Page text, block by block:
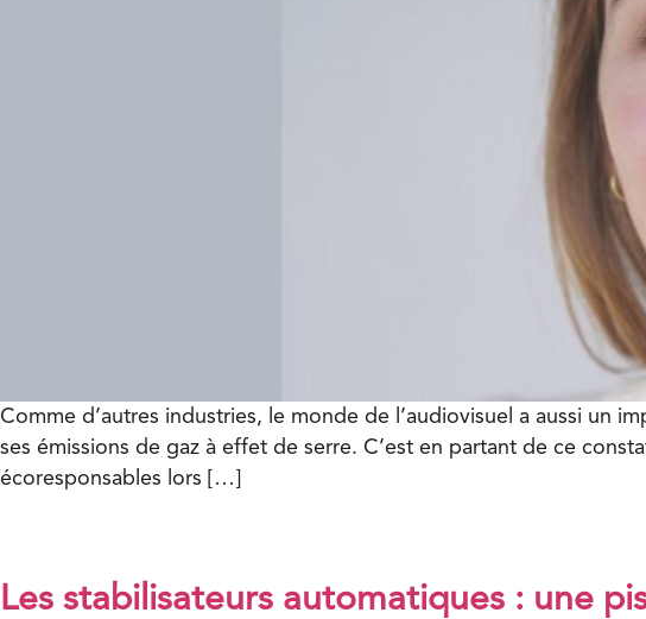
Comme d’autres industries, le monde de l’audiovisuel a aussi un
ses émissions de gaz à effet de serre. C’est en partant de ce
écoresponsables lors […]
Les stabilisateurs automatiques : une